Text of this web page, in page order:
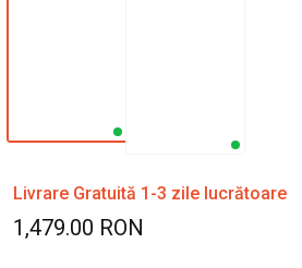
Livrare Gratuită 1-3 zile lucrătoare
1,479.00 RON